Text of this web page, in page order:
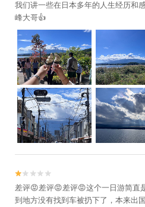
我们讲一些在日本多年的人生经历和
峰大哥👍


差评😡差评😡差评😡这个一日游简直
到地方没有找到车被扔下了，本来出